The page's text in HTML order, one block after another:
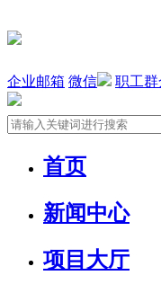
企业邮箱 微信 职工群
首页
新闻中心
项目大厅